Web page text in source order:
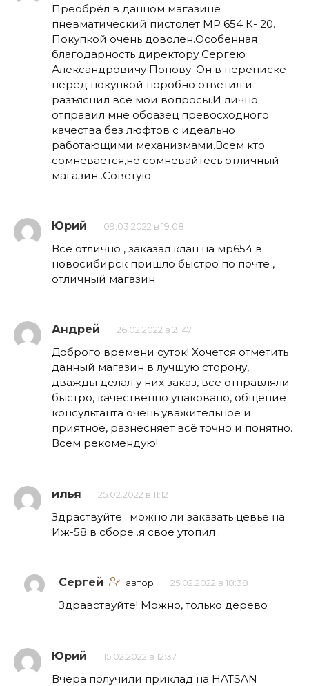
Преобрёл в данном магазине
пневматический пистолет МР 654 К- 20.
Покупкой очень доволен.Особенная
благодарность директору Сергею
Александровичу Попову .Он в переписке
перед покупкой поробно ответил и
разъяснил все мои вопросы.И лично
отправил мне обоазец превосходного
качества без люфтов с идеально
работающими механизмами.Всем кто
сомневается,не сомневайтесь отличный
магазин .Советую.
Юрий 09.03.2022 в 19:08
Все отлично , заказал клан на мр654 в
новосибирск пришло быстро по почте ,
отличный магазин
Андрей 26.02.2022 в 21:47
Доброго времени суток! Хочется отметить
данный магазин в лучшую сторону,
дважды делал у них заказ, всё отправляли
быстро, качественно упаковано, общение
консультанта очень уважительное и
приятное, разнесняет всё точно и понятно.
Всем рекомендую!
илья 25.02.2022 в 11:12
Здраствуйте . можно ли заказать цевье на
Иж-58 в сборе .я свое утопил .
Сергей автор 25.02.2022 в 18:38
Здравствуйте! Можно, только дерево
Юрий 15.02.2022 в 12:37
Вчера получили приклад на HATSAN